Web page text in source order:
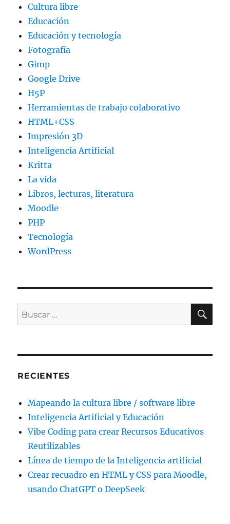
Cultura libre
Educación
Educación y tecnología
Fotografía
Gimp
Google Drive
H5P
Herramientas de trabajo colaborativo
HTML+CSS
Impresión 3D
Inteligencia Artificial
Kritta
La vida
Libros, lecturas, literatura
Moodle
PHP
Tecnología
WordPress
Buscar
por:
RECIENTES
Mapeando la cultura libre / software libre
Inteligencia Artificial y Educación
Vibe Coding para crear Recursos Educativos
Reutilizables
Línea de tiempo de la Inteligencia artificial
Crear recuadro en HTML y CSS para Moodle,
usando ChatGPT o DeepSeek